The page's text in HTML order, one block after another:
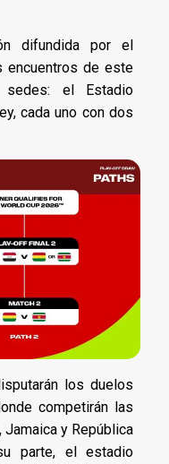
difundida por el
encuentros de este
el Estadio
cada uno con dos
los duelos
competirán las
y República
parte, el estadio